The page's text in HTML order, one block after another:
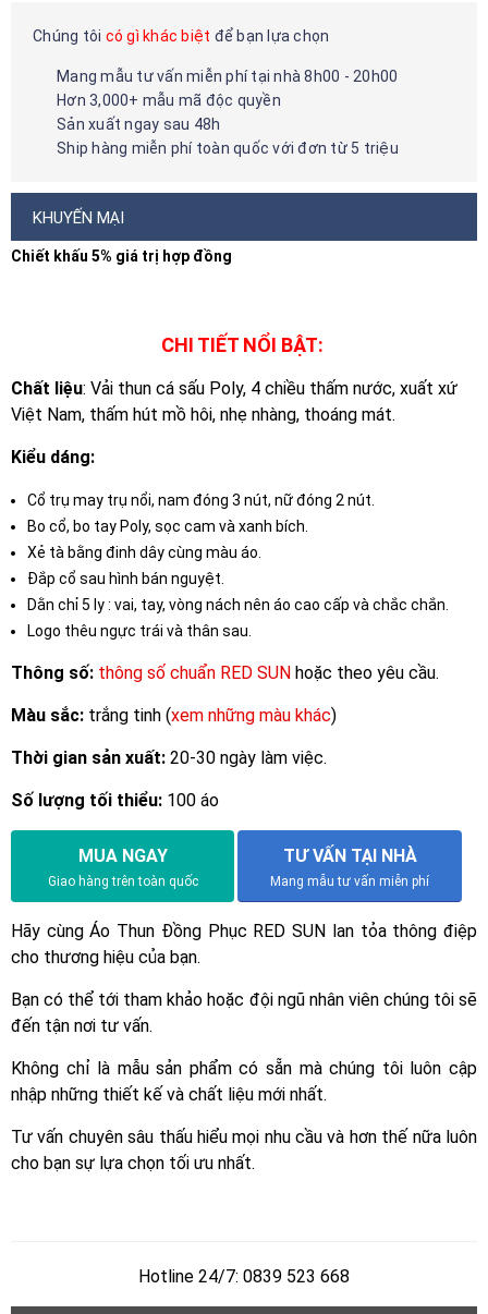
Chúng tôi có gì khác biệt để bạn lựa chọn
Mang mẫu tư vấn miễn phí tại nhà 8h00 - 20h00
Hơn 3,000+ mẫu mã độc quyền
Sản xuất ngay sau 48h
Ship hàng miễn phí toàn quốc với đơn từ 5 triệu
KHUYẾN MẠI
Chiết khấu 5% giá trị hợp đồng
CHI TIẾT NỔI BẬT:
Chất liệu: Vải thun cá sấu Poly, 4 chiều thấm nước, xuất xứ
Việt Nam, thấm hút mồ hôi, nhẹ nhàng, thoáng mát.
Kiểu dáng:
Cổ trụ may trụ nổi, nam đóng 3 nút, nữ đóng 2 nút.
Bo cổ, bo tay Poly, sọc cam và xanh bích.
Xẻ tà bằng đinh dây cùng màu áo.
Đắp cổ sau hình bán nguyệt.
Dằn chỉ 5 ly : vai, tay, vòng nách nên áo cao cấp và chắc chắn.
Logo thêu ngực trái và thân sau.
Thông số: thông số chuẩn RED SUN hoặc theo yêu cầu.
Màu sắc: trắng tinh (xem những màu khác)
Thời gian sản xuất: 20-30 ngày làm việc.
Số lượng tối thiểu: 100 áo
MUA NGAY
Giao hàng trên toàn quốc
TƯ VẤN TẠI NHÀ
Mang mẫu tư vấn miễn phí
Hãy cùng Áo Thun Đồng Phục RED SUN lan tỏa thông điệp
cho thương hiệu của bạn.
Bạn có thể tới tham khảo hoặc đội ngũ nhân viên chúng tôi sẽ
đến tận nơi tư vấn.
Không chỉ là mẫu sản phẩm có sẵn mà chúng tôi luôn cập
nhập những thiết kế và chất liệu mới nhất.
Tư vấn chuyên sâu thấu hiểu mọi nhu cầu và hơn thế nữa luôn
cho bạn sự lựa chọn tối ưu nhất.
Hotline 24/7: 0839 523 668